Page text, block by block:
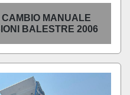
CAMBIO MANUALE
BALESTRE 2006